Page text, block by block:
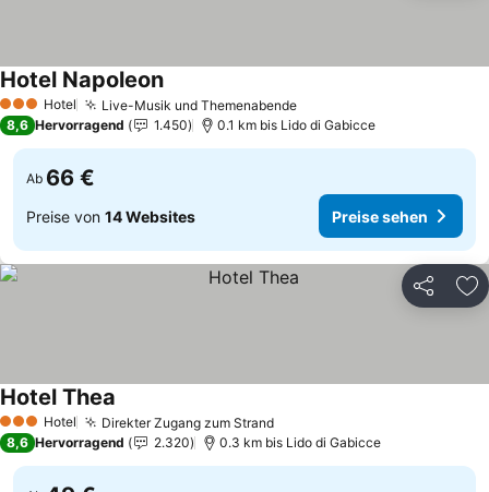
3 SterneHotel Live-Musik und ThemenabendePreise sehen
Hotel NapoleonPreise sehen
8,6 Hervorragend 1.450 0.1 km bis Lido di Gabicce
Ab 66 €
Preise von 14 Websites Preise sehen
Teilen
3 SterneHotel Direkter Zugang zum StrandPreise sehen
Hotel Thea
8,6 Hervorragend 2.320 0.3 km bis Lido di Gabicce